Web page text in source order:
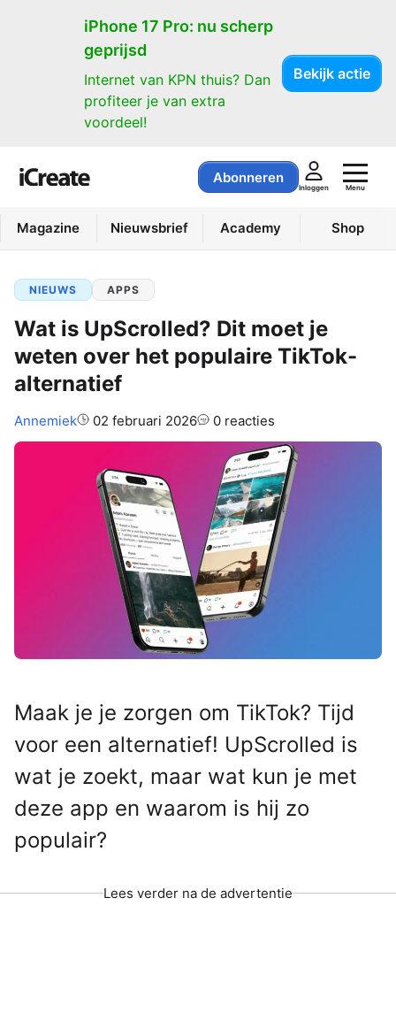
iPhone 17 Pro: nu scherp
geprijsd
Internet van KPN thuis? Dan
profiteer je van extra
voordeel!
Bekijk actie
Abonneren
Inloggen Menu
Magazine Nieuwsbrief Academy Shop
NIEUWS APPS
Wat is UpScrolled? Dit moet je
weten over het populaire TikTok-
alternatief
Auteur:
Annemiek 02 februari 2026 0 reacties
Maak je je zorgen om TikTok? Tijd
voor een alternatief! UpScrolled is
wat je zoekt, maar wat kun je met
deze app en waarom is hij zo
populair?
Lees verder na de advertentie